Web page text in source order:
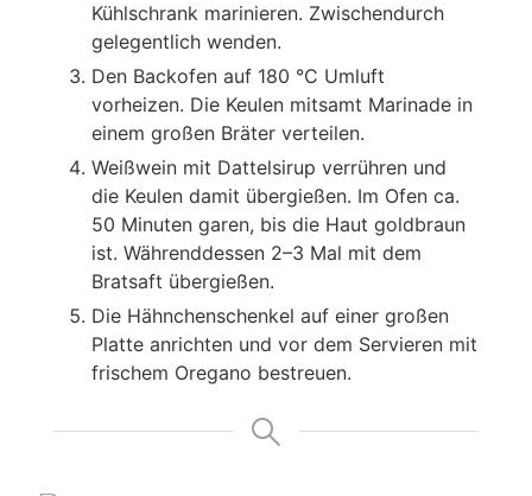
Kühlschrank marinieren. Zwischendurch
gelegentlich wenden.
Den Backofen auf 180 °C Umluft
vorheizen. Die Keulen mitsamt Marinade in
einem großen Bräter verteilen.
Weißwein mit Dattelsirup verrühren und
die Keulen damit übergießen. Im Ofen ca.
50 Minuten garen, bis die Haut goldbraun
ist. Währenddessen 2–3 Mal mit dem
Bratsaft übergießen.
Die Hähnchenschenkel auf einer großen
Platte anrichten und vor dem Servieren mit
frischem Oregano bestreuen.